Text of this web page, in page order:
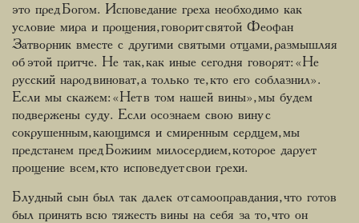
это пред Богом. Исповедание греха необходимо как
условие мира и прощения, говорит святой Феофан
Затворник вместе с другими святыми отцами, размышляя
об этой притче. Не так, как иные сегодня говорят: «Не
русский народ виноват, а только те, кто его соблазнил».
Если мы скажем: «Нет в том нашей вины», мы будем
подвержены суду. Если осознаем свою вину с
сокрушенным, кающимся и смиренным сердцем, мы
предстанем пред Божиим милосердием, которое дарует
прощение всем, кто исповедует свои грехи.
Блудный сын был так далек от самооправдания, что готов
был принять всю тяжесть вины на себя за то, что он